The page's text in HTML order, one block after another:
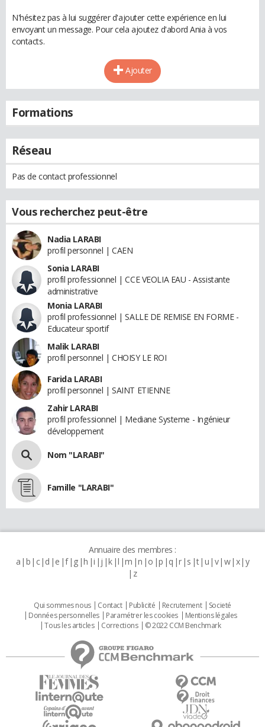
N'hésitez pas à lui suggérer d'ajouter cette expérience en lui
envoyant un message. Pour cela ajoutez d'abord Ania à vos
contacts.
Ajouter
Formations
Réseau
Pas de contact professionnel
Vous recherchez peut-être
Nadia LARABI
profil personnel | CAEN
Sonia LARABI
profil professionnel | CCE VEOLIA EAU - Assistante
administrative
Monia LARABI
profil professionnel | SALLE DE REMISE EN FORME -
Educateur sportif
Malik LARABI
profil personnel | CHOISY LE ROI
Farida LARABI
profil personnel | SAINT ETIENNE
Zahir LARABI
profil professionnel | Mediane Systeme - Ingénieur
développement
Nom "LARABI"
Famille "LARABI"
Annuaire des membres :
a b c d e f g h i j k l m n o p q r s t u v w x y
z
Qui sommes nous Contact Publicité Recrutement
Societé
Données personnelles
Paramétrer les cookies
Mentions légales
Tous les articles
Corrections © 2022 CCM Benchmark